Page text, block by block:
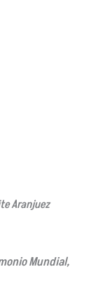
Aranjuez
Mundial,